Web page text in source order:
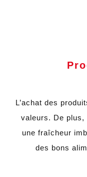
L’achat des
valeurs. De plus,
une fraîcheur
des bons